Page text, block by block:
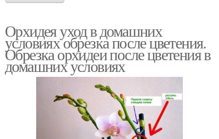
Орхидея уход в домашних
условиях обрезка после цветения.
Обрезка орхидеи после цветения в
домашних условиях